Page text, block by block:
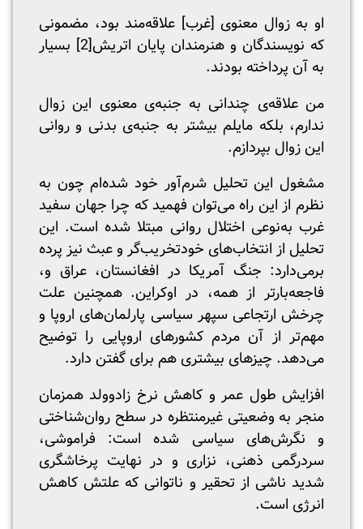
او به زوال معنوی [غرب] علاقه‌مند بود، مضمونی
که نویسندگان و هنرمندان پایان اتریش[2]
بسیار
به آن پرداخته بودند.
من علاقه‌ی چندانی به جنبه‌ی معنوی این زوال
ندارم، بلکه مایلم بیشتر به جنبه‌ی بدنی و روانی
این زوال بپردازم.
مشغول این تحلیل شرم‌آور خود شده‌ام چون به
نظرم از این راه می‌توان فهمید که چرا جهان سفید
غرب به‌نوعی اختلال روانی مبتلا شده است. این
تحلیل از انتخاب‌های خودتخریب‌گر و عبث نیز پرده
برمی‌دارد: جنگ آمریکا در افغانستان، عراق و،
فاجعه‌بارتر از همه، در اوکراین. همچنین علت
چرخش ارتجاعی سپهر سیاسی پارلمان‌های اروپا و
مهم‌تر از آن مردم کشورهای اروپایی را توضیح
می‌دهد. چیزهای بیشتری هم برای گفتن دارد.
افزایش طول عمر و کاهش نرخ زادوولد همزمان
منجر به وضعیتی غیرمنتظره در سطح روان‌شناختی
و نگرش‌های سیاسی شده است: فراموشی،
سردرگمی ذهنی، نزاری و در نهایت پرخاشگری
شدید ناشی از تحقیر و ناتوانی که علتش کاهش
انرژی است.